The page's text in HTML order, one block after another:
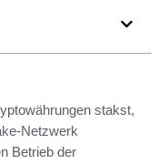
stakst,
Netzwerk
Betrieb der